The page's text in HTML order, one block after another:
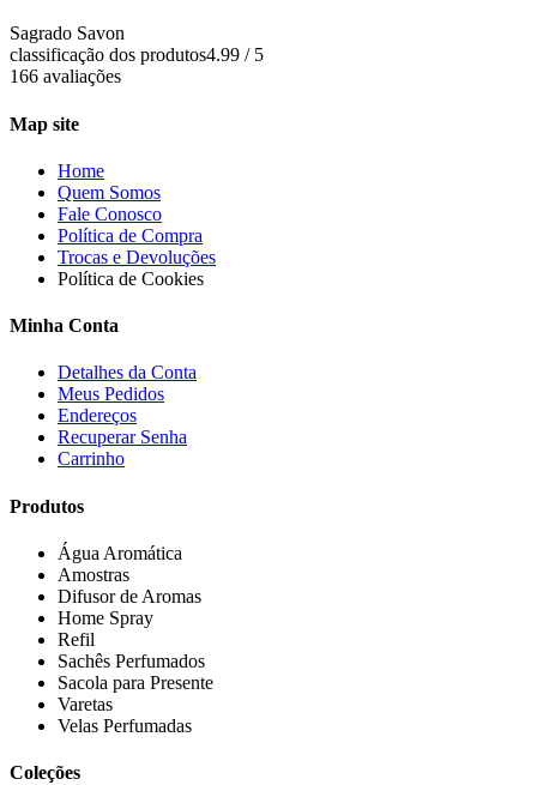
Sagrado Savon
classificação dos produtos4.99 / 5
166 avaliações
Map site
Home
Quem Somos
Fale Conosco
Política de Compra
Trocas e Devoluções
Política de Cookies
Minha Conta
Detalhes da Conta
Meus Pedidos
Endereços
Recuperar Senha
Carrinho
Produtos
Água Aromática
Amostras
Difusor de Aromas
Home Spray
Refil
Sachês Perfumados
Sacola para Presente
Varetas
Velas Perfumadas
Coleções